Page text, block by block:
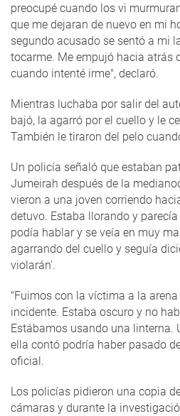
preocupé cuando los vi
que me dejaran de nuevo en mi
segundo acusado se sentó a mi
tocarme. Me empujó hacia atrás
cuando intenté irme", declaró.
Mientras luchaba por salir del
bajó, la agarró por el cuello y le
También le tiraron del pelo
Un policía señaló que estaban
Jumeirah después de la
vieron a una joven corriendo
detuvo. Estaba llorando y
podía hablar y se veía en muy
agarrando del cuello y seguía
violarán'.
"Fuimos con la víctima a la
incidente. Estaba oscuro y no
Estábamos usando una linterna.
ella contó podría haber pasado
oficial.
Los policías pidieron una copia
cámaras y durante la